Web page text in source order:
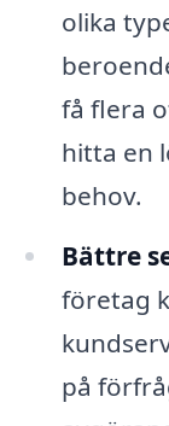
olika
få flera
hitta en
behov.
Bättre
företag
på